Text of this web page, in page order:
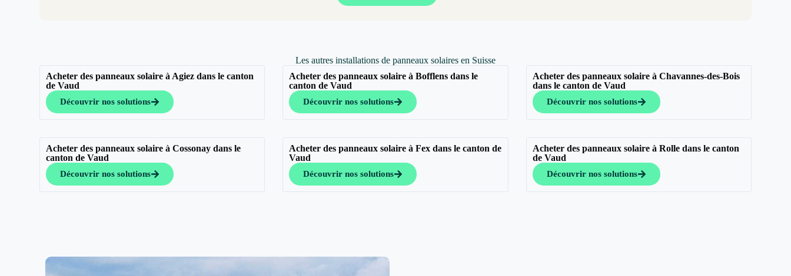
Les autres installations de panneaux solaires en Suisse
Acheter des panneaux solaire à Agiez dans le canton
de Vaud
Découvrir nos solutions
Acheter des panneaux solaire à Bofflens dans le
canton de Vaud
Découvrir nos solutions
Acheter des panneaux solaire à Chavannes-des-Bois
dans le canton de Vaud
Découvrir nos solutions
Acheter des panneaux solaire à Cossonay dans le
canton de Vaud
Découvrir nos solutions
Acheter des panneaux solaire à Fex dans le canton de
Vaud
Découvrir nos solutions
Acheter des panneaux solaire à Rolle dans le canton
de Vaud
Découvrir nos solutions